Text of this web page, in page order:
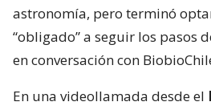
astronomía, pero terminó
“obligado” a seguir los pasos
en conversación con
En una videollamada desde el